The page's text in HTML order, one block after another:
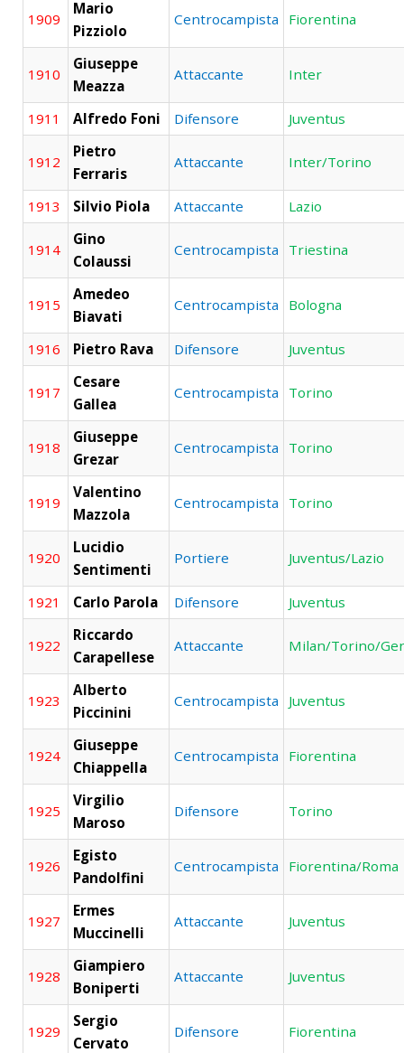
1909
Mario
Pizziolo
Centrocampista Fiorentina
1910
Giuseppe
Meazza
Attaccante Inter
1911 Alfredo Foni Difensore Juventus
1912
Pietro
Ferraris
Attaccante Inter/Torino
1913 Silvio Piola Attaccante Lazio
1914
Gino
Colaussi
Centrocampista Triestina
1915
Amedeo
Biavati
Centrocampista Bologna
1916 Pietro Rava Difensore Juventus
1917
Cesare
Gallea
Centrocampista Torino
1918
Giuseppe
Grezar
Centrocampista Torino
1919
Valentino
Mazzola
Centrocampista Torino
1920
Lucidio
Sentimenti
Portiere Juventus/Lazio
1921 Carlo Parola Difensore Juventus
1922
Riccardo
Carapellese
Attaccante Milan/Torino/
1923
Alberto
Piccinini
Centrocampista Juventus
1924
Giuseppe
Chiappella
Centrocampista Fiorentina
1925
Virgilio
Maroso
Difensore Torino
1926
Egisto
Pandolfini
Centrocampista Fiorentina/Roma
1927
Ermes
Muccinelli
Attaccante Juventus
1928
Giampiero
Boniperti
Attaccante Juventus
1929
Sergio
Cervato
Difensore Fiorentina